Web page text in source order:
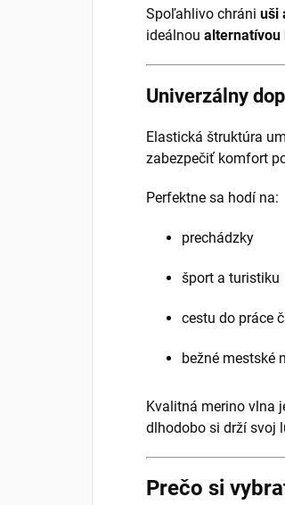
Spoľahlivo chráni uši
ideálnou alternatívou
Univerzálny
Elastická štruktúra
zabezpečiť komfort
Perfektne sa hodí na:
prechádzky
šport a turistiku
cestu do práce
bežné mestské
Kvalitná merino vlna
dlhodobo si drží svoj
Prečo si